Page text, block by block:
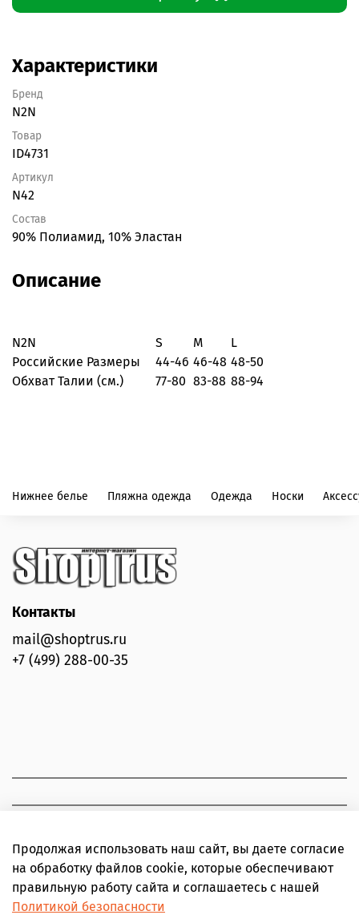
Характеристики
Бренд
N2N
Товар
ID4731
Артикул
N42
Состав
90% Полиамид, 10% Эластан
Описание
N2N S M
L
Российские Размеры
44-46 46-48 48-50
Обхват Талии (см.)
77-80 83-88 88-94
Нижнее белье Пляжна одежда Одежда Носки
Контакты
mail@shoptrus.ru
+7 (499) 288-00-35
Продолжая использовать наш сайт, вы даете согласие
на обработку файлов cookie, которые обеспечивают
правильную работу сайта и соглашаетесь с нашей
Политикой безопасности